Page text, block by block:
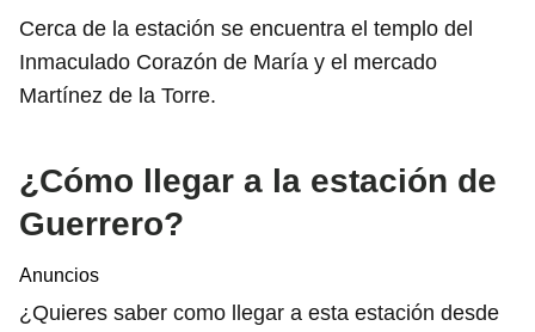
Cerca de la estación se encuentra el templo del
Inmaculado Corazón de María y el mercado
Martínez de la Torre.
¿Cómo llegar a la estación de
Guerrero?
Anuncios
¿Quieres saber como llegar a esta estación desde